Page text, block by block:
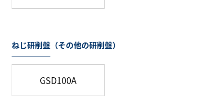
ねじ研削盤（その他の研削盤）
GSD100A